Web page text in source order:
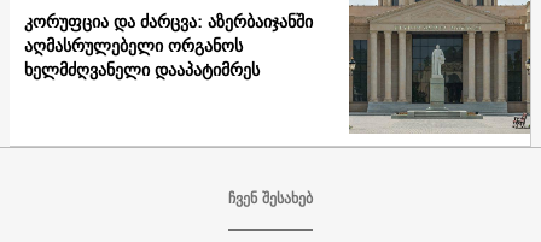
კორუფცია და ძარცვა: აზერბაიჯანში
აღმასრულებელი ორგანოს
ხელმძღვანელი დააპატიმრეს
ჩვენ შესახებ